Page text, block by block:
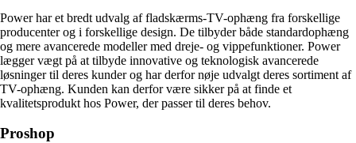
Power har et bredt udvalg af fladskærms-TV-ophæng fra forskellige
producenter og i forskellige design. De tilbyder både standardophæng
og mere avancerede modeller med dreje- og vippefunktioner. Power
lægger vægt på at tilbyde innovative og teknologisk avancerede
løsninger til deres kunder og har derfor nøje udvalgt deres sortiment af
TV-ophæng. Kunden kan derfor være sikker på at finde et
kvalitetsprodukt hos Power, der passer til deres behov.
Proshop